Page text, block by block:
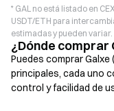
* GAL no está listado en
USDT/ETH para
estimadas y pueden variar.
¿Dónde comprar
Puedes comprar
principales, cada uno
control y facilidad de